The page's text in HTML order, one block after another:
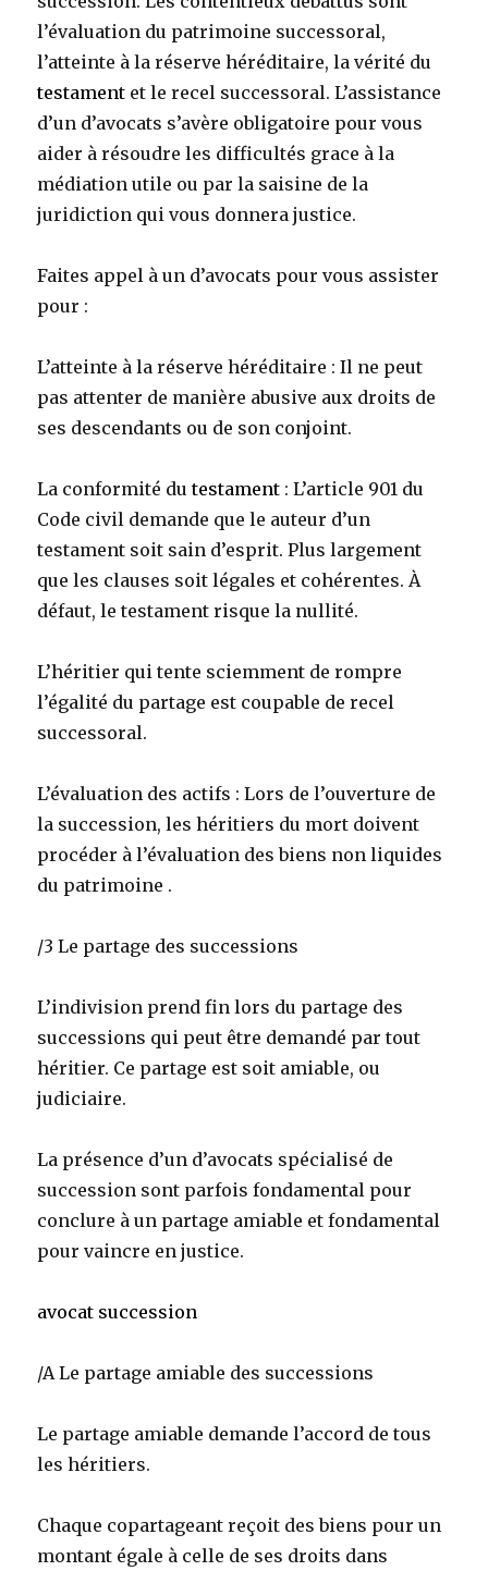
l’évaluation du patrimoine successoral,
l’atteinte à la réserve héréditaire, la vérité du
testament et le recel successoral. L’assistance
d’un d’avocats s’avère obligatoire pour vous
aider à résoudre les difficultés grace à la
médiation utile ou par la saisine de la
juridiction qui vous donnera justice.
Faites appel à un d’avocats pour vous assister
pour :
L’atteinte à la réserve héréditaire : Il ne peut
pas attenter de manière abusive aux droits de
ses descendants ou de son conjoint.
La conformité dutestament : L’article 901 du
Code civil demande que le auteur d’un
testament soit sain d’esprit. Plus largement
que les clauses soit légales et cohérentes. À
défaut, le testament risque la nullité.
L’héritier qui tente sciemment de rompre
l’égalité du partage est coupable de recel
successoral.
L’évaluation des actifs : Lors de l’ouverture de
la succession, les héritiers du mort doivent
procéder à l’évaluation des biens non liquides
du patrimoine .
/3 Le partage des successions
L’indivision prend fin lors du partage des
successions qui peut être demandé par tout
héritier. Ce partage est soit amiable, ou
judiciaire.
La présence d’un d’avocats spécialisé de
succession sont parfois fondamental pour
conclure à un partage amiable et fondamental
pour vaincre en justice.
avocat succession
/A Le partage amiable des successions
Le partage amiable demande l’accord de tous
les héritiers.
Chaque copartageant reçoit des biens pour un
montant égale à celle de ses droits dans